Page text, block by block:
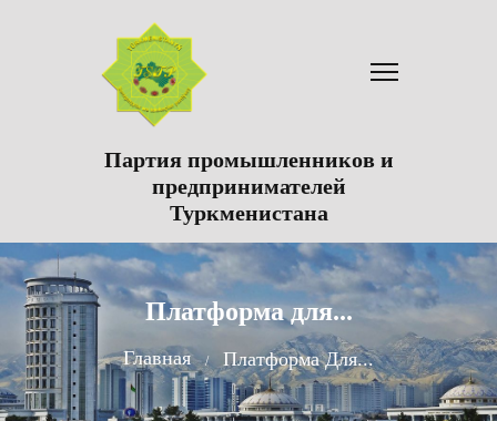
Партия промышленников и
предпринимателей
Туркменистана
Платформа для...
Главная Платформа Для...